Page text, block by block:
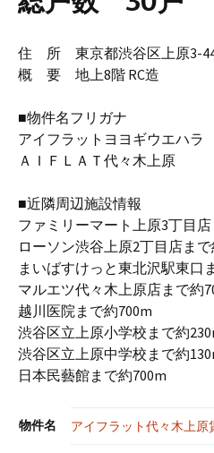
住 所 東京都渋谷区上原3-
概 要 地上8階 RC造
■物件名フリガナ
アイフラットヨヨギウエハラ
ＡＩＦＬＡＴ代々木上原
■近隣周辺施設情報
ファミリーマート上原3丁目
ローソン渋谷上原2丁目店まで
まいばすけっと東北沢駅東口
マルエツ代々木上原店まで約
越川医院まで約700m
渋谷区立上原小学校まで約
渋谷区立上原中学校まで約
日本民藝館まで約700m
物件名 アイフラット代々木上原